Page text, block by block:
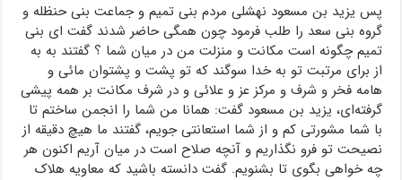
پس یزید بن مسعود نهشلی مردم بنی تمیم و جماعت بنی حنظله و
گروه بنی سعد را طلب فرمود چون همگی حاضر شدند گفت ای بنی
تمیم چگونه است مکانت و منزلت من در میان شما ؟ گفتند به به
از برای مرتبت تو به خدا سوگند که تو پشت و پشتوان مائی و
هامه فخر و شرف و مرکز عز و علائی و در شرف مکانت بر همه پیشی
گرفته‌ای، یزید بن مسعود گفت: همانا من شما را انجمن ساختم تا
با شما مشورتی کم و از شما استعانتی جویم، گفتند ما هیچ دقیقه از
نصیحت تو فرو نگذاریم و آنچه صلاح است در میان آریم اکنون هر
چه خواهی بگوی تا بشنویم. گفت دانسته باشید که معاویه هلاک